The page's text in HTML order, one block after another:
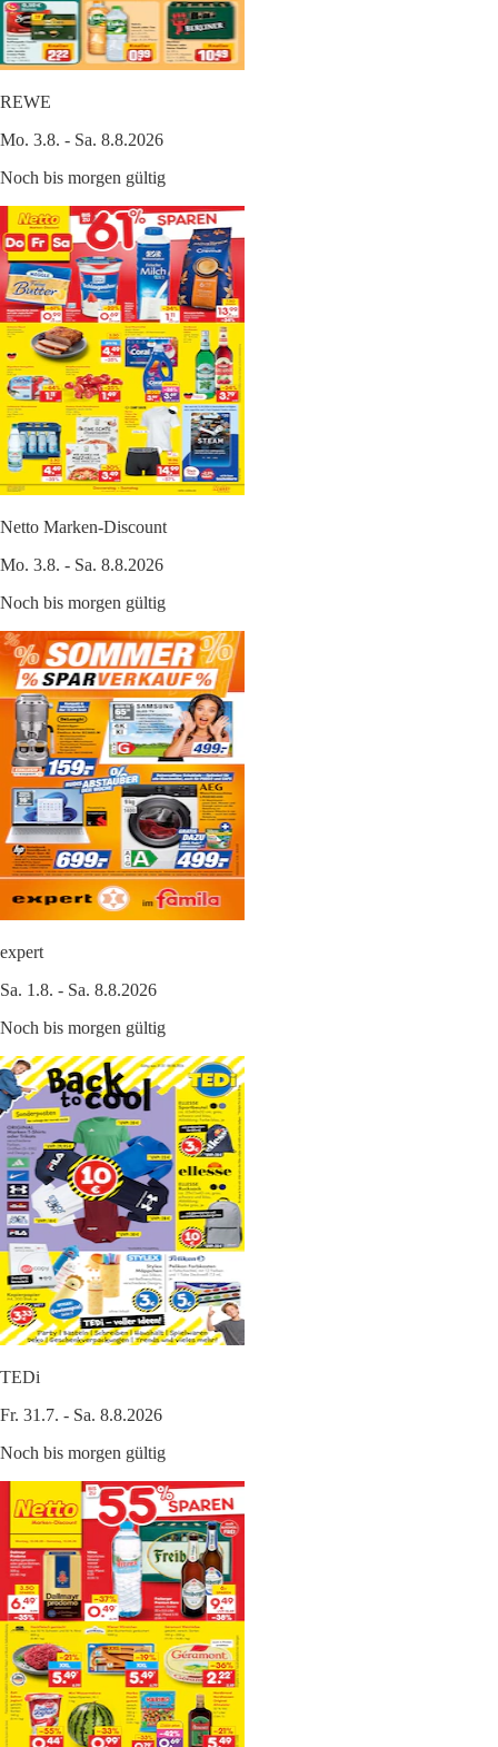
REWE
Mo. 3.8. - Sa. 8.8.2026
Noch bis morgen gültig
Netto Marken-Discount
Mo. 3.8. - Sa. 8.8.2026
Noch bis morgen gültig
expert
Sa. 1.8. - Sa. 8.8.2026
Noch bis morgen gültig
TEDi
Fr. 31.7. - Sa. 8.8.2026
Noch bis morgen gültig